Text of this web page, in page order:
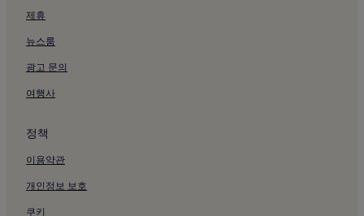
제휴
뉴스룸
광고 문의
여행사
정책
이용약관
개인정보 보호
쿠키